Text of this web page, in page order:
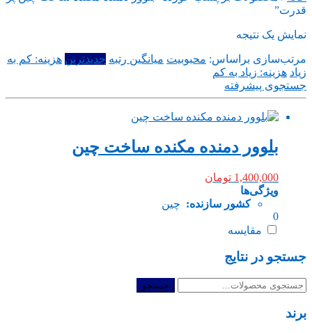
قدرت”
نمایش یک نتیجه
مرتب‌سازی براساس: محبوبیت میانگین رتبه جدیدترین هزینه: کم به
زیاد هزینه: زیاد به کم
جستجوی پیشرفته
بلوور دمنده مکنده ساخت چین
1,400,000 تومان
ویژگی‌ها
کشور سازنده: چین
0
مقایسه
جستجو در نتایج
جستجو
جستجو
برند